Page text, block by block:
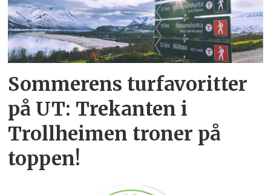
Sommerens turfavoritter
på UT: Trekanten i
Trollheimen troner på
toppen!